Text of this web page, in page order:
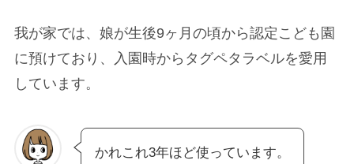
我が家では、娘が生後9ヶ月の頃から認定こども園
に預けており、入園時からタグペタラベルを愛用
しています。
かれこれ3年ほど使っています。